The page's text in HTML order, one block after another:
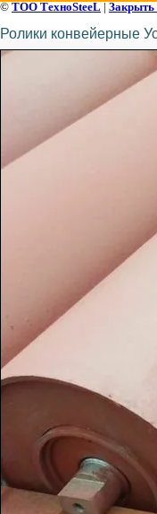
© ТОО ТехноSteeL | Закрыть
Ролики конвейерные